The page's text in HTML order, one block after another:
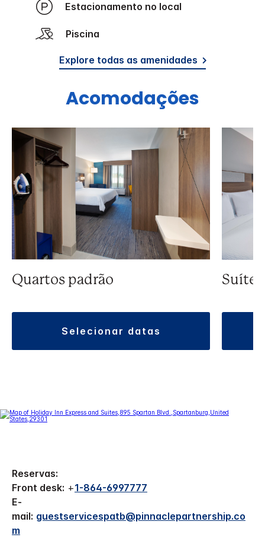
Estacionamento no local
Piscina
Explore todas as amenidades
Acomodações
Quartos padrão
selecionar datas
Suíte
Reservas:
Front desk: +1-864-6997777
E-
mail: guestservicespatb@pinnaclepartnership.co
m